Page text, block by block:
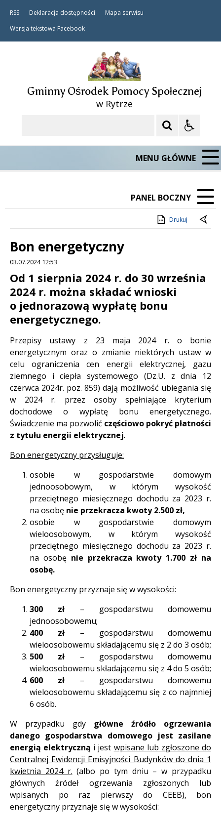
RSS Deklaracja dostępności
Mapa serwisu
Wersja tekstowa Facebook
Gminny Ośrodek Pomocy Społecznej
w Rytrze
MENU GŁÓWNE
PANEL BOCZNY
Drukuj
Bon energetyczny
03.07.2024 12:53
Treść
Od 1 sierpnia 2024 r. do 30 września
2024 r. można składać wnioski
o jednorazową wypłatę bonu
energetycznego.
Przepisy ustawy z 23 maja 2024 r. o bonie
energetycznym oraz o zmianie niektórych ustaw w
celu ograniczenia cen energii elektrycznej, gazu
ziemnego i ciepła systemowego (Dz.U. z dnia 12
czerwca 2024r. poz. 859) dają możliwość ubiegania się
w 2024 r. przez osoby spełniające kryterium
dochodowe o wypłatę bonu energetycznego.
Świadczenie ma pozwolić częściowo pokryć płatności
z tytułu energii elektrycznej.
Bon energetyczny przysługuje:
osobie w gospodarstwie domowym
jednoosobowym, w którym wysokość
przeciętnego miesięcznego dochodu za 2023 r.
na osobę nie przekracza kwoty 2.500 zł,
osobie w gospodarstwie domowym
wieloosobowym, w którym wysokość
przeciętnego miesięcznego dochodu za 2023 r.
na osobę nie przekracza kwoty 1.700 zł na
osobę.
Bon energetyczny przyznaje się w wysokości:
300 zł – gospodarstwu domowemu
jednoosobowemu;
400 zł – gospodarstwu domowemu
wieloosobowemu składającemu się z 2 do 3 osób;
500 zł – gospodarstwu domowemu
wieloosobowemu składającemu się z 4 do 5 osób;
600 zł – gospodarstwu domowemu
wieloosobowemu składającemu się z co najmniej
6 osób.
W przypadku gdy główne źródło
ogrzewania
danego gospodarstwa domowego jest zasilane
energią elektryczną i jest wpisane lub zgłoszone do
Centralnej Ewidencji Emisyjności Budynków do dnia 1
kwietnia 2024 r. (albo po tym dniu – w przypadku
głównych źródeł ogrzewania zgłoszonych lub
wpisanych po raz pierwszy do CEEB), bon
energetyczny przyznaje się w wysokości: